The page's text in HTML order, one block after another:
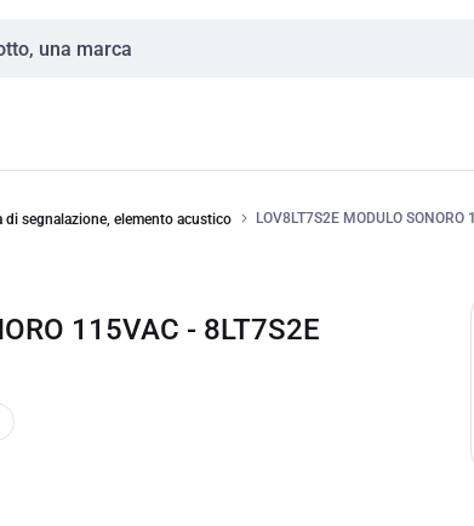
di segnalazione, elemento acustico LOV8LT7S2E MODULO SONORO
115VAC - 8LT7S2E